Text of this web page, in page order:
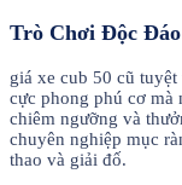
Trò Chơi Độc
giá xe cub 50 cũ
cực phong phú cơ
chiêm ngưỡng và
chuyên nghiệp mục
thao và giải đố.